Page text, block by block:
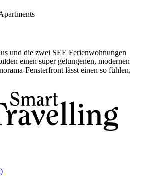
und die zwei SEE Ferienwohnungen
einen super gelungenen, modernen
Fensterfront lässt einen so fühlen,